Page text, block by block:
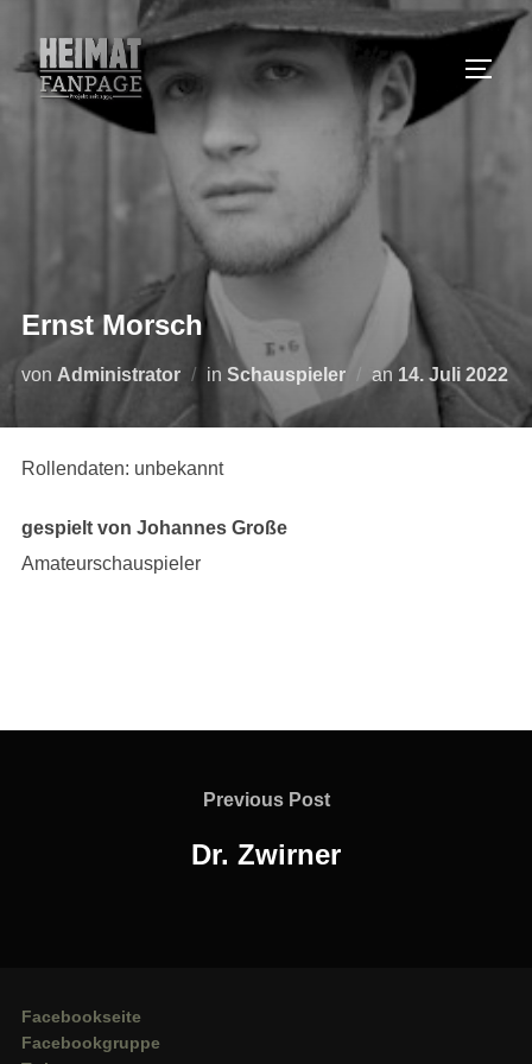
Inhalt
springen
Ernst Morsch
von Administrator in Schauspieler an Veröffentlicht
14. Juli 2022
Rollendaten: unbekannt
gespielt von Johannes Große
Amateurschauspieler
Previous
Previous Post
Dr. Zwirner
Facebookseite
Facebookgruppe